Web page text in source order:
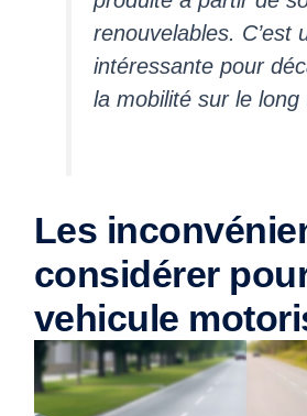
renouvelables. C’est
intéressante pour
la mobilité sur le long
Les
considérer
vehicule